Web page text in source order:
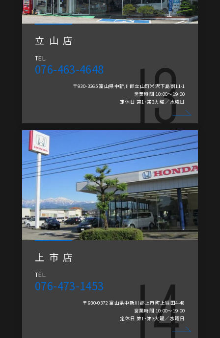
立山店
TEL.
076-463-4648
〒930-3265 富山県中新川郡立山町米沢下島割11-1
営業時間 10:00～19:00
定休日 第1・第3火曜／水曜日
上市店
TEL.
076-473-1453
〒930-0372 富山県中新川郡上市町上経田4-48
営業時間 10:00～19:00
定休日 第1・第3火曜／水曜日